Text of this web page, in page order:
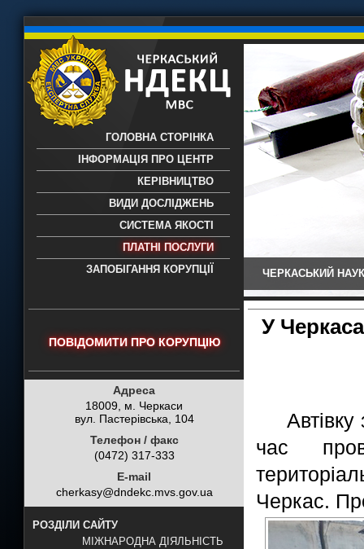
науково-дослідний експертно-
- проведення всих видів судових
експертиз
ГОЛОВНА СТОРІНКА
ІНФОРМАЦІЯ ПРО ЦЕНТР
КЕРІВНИЦТВО
ВИДИ ДОСЛІДЖЕНЬ
СИСТЕМА ЯКОСТІ
ПЛАТНІ ПОСЛУГИ
ЗАПОБІГАННЯ КОРУПЦІЇ
ЧЕРКАСЬКИЙ
ПОВІДОМИТИ ПРО КОРУПЦІЮ
Адреса
18009, м. Черкаси
вул. Пастерівська, 104
Телефон / факс
(0472) 317-333
E-mail
cherkasy@dndekc.mvs.gov.ua
РОЗДІЛИ САЙТУ
МІЖНАРОДНА ДІЯЛЬНІСТЬ
У
час
Черкас.